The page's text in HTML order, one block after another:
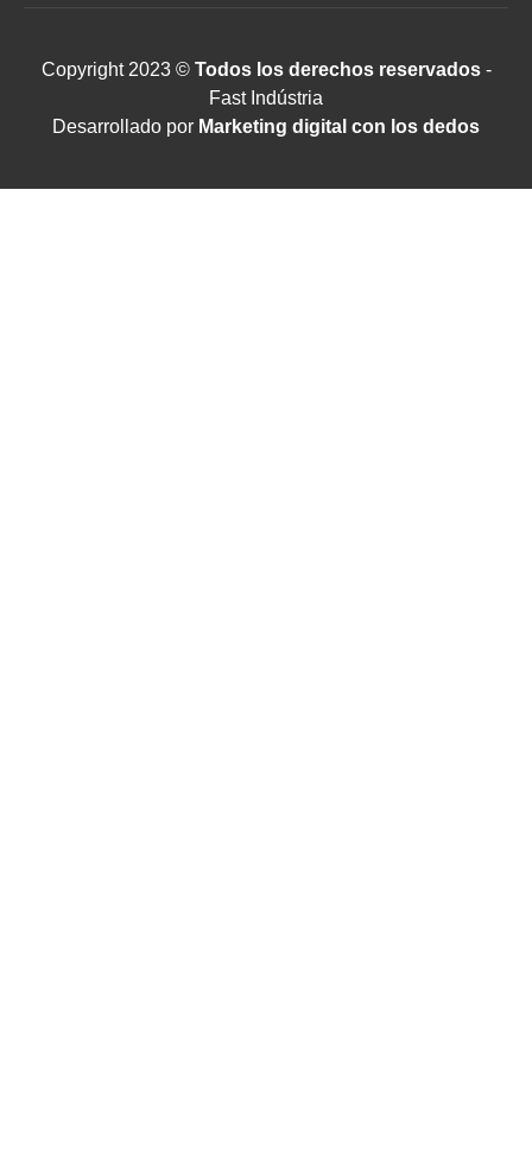
Copyright 2023 © Todos los derechos reservados-
Fast Indústria
Desarrollado por Marketing digital con los dedos